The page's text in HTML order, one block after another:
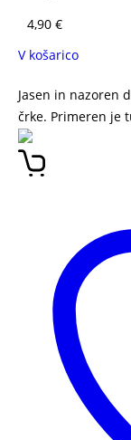
4,90 €
V košarico
Jasen in nazoren
črke. Primeren je